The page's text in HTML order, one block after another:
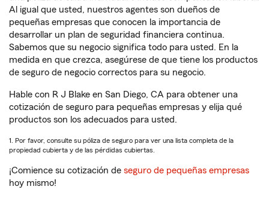
Al igual que usted, nuestros agentes son dueños de
pequeñas empresas que conocen la importancia de
desarrollar un plan de seguridad financiera continua.
Sabemos que su negocio significa todo para usted. En la
medida en que crezca, asegúrese de que tiene los productos
de seguro de negocio correctos para su negocio.
Hable con R J Blake en San Diego, CA para obtener una
cotización de seguro para pequeñas empresas y elija qué
productos son los adecuados para usted.
1. Por favor, consulte su póliza de seguro para ver una lista completa de la
propiedad cubierta y de las pérdidas cubiertas.
¡Comience su cotización de seguro de pequeñas empresas
hoy mismo!